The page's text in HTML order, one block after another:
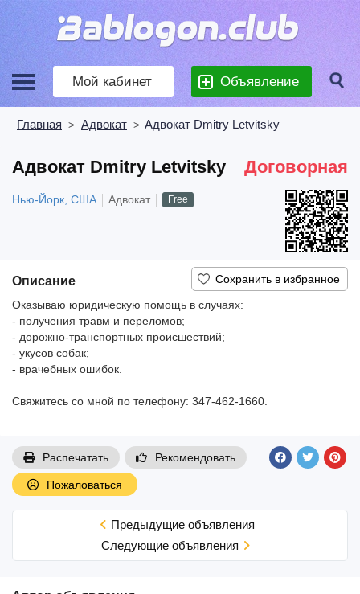
Мой кабинет Объявление
Главная > Адвокат > Адвокат Dmitry Letvitsky
Договорная
Адвокат Dmitry Letvitsky
Нью-Йорк, США Адвокат Free
Описание
Оказываю юридическую помощь в случаях:
- получения травм и переломов;
- дорожно-транспортных происшествий;
- укусов собак;
- врачебных ошибок.
Свяжитесь со мной по телефону: 347-462-1660.
Распечатать Рекомендовать
Пожаловаться
Предыдущие объявления
Cледующие объявления